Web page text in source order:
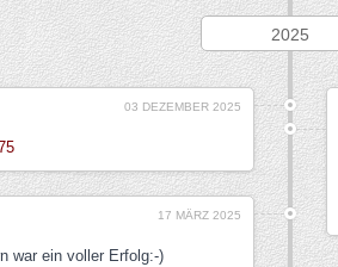
2025
03 DEZEMBER 2025
17 MÄRZ 2025
war ein voller Erfolg:-)